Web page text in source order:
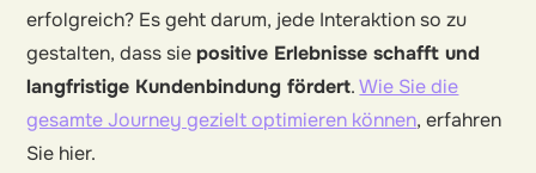
erfolgreich? Es geht darum, jede Interaktion so zu
gestalten, dass siepositive Erlebnisse schafft und
langfristige Kundenbindung fördert.Wie Sie die
gesamte Journey gezielt optimieren können, erfahren
Sie hier.